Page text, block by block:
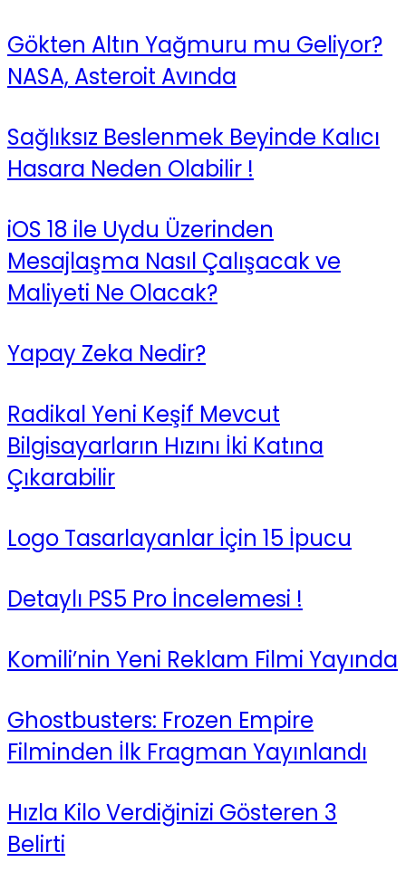
Gökten Altın Yağmuru mu Geliyor?
NASA, Asteroit Avında
Sağlıksız Beslenmek Beyinde Kalıcı
Hasara Neden Olabilir !
iOS 18 ile Uydu Üzerinden
Mesajlaşma Nasıl Çalışacak ve
Maliyeti Ne Olacak?
Yapay Zeka Nedir?
Radikal Yeni Keşif Mevcut
Bilgisayarların Hızını İki Katına
Çıkarabilir
Logo Tasarlayanlar İçin 15 İpucu
Detaylı PS5 Pro İncelemesi !
Komili’nin Yeni Reklam Filmi Yayında
Ghostbusters: Frozen Empire
Filminden İlk Fragman Yayınlandı
Hızla Kilo Verdiğinizi Gösteren 3
Belirti